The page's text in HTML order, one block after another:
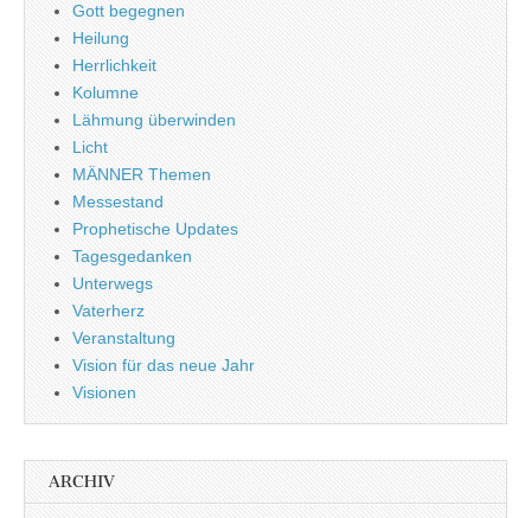
Gott begegnen
Heilung
Herrlichkeit
Kolumne
Lähmung überwinden
Licht
MÄNNER Themen
Messestand
Prophetische Updates
Tagesgedanken
Unterwegs
Vaterherz
Veranstaltung
Vision für das neue Jahr
Visionen
ARCHIV